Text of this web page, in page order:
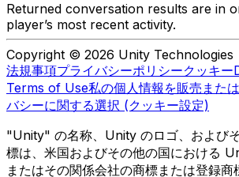
Returned conversation results are in
player’s most recent activity.
Copyright © 2026 Unity Technologies
法規事項プライバシーポリシークッキー
Terms of Use私の個人情報を販売また
バシーに関する選択 (クッキー設定)
"Unity" の名称、Unity のロゴ、および
標は、米国およびその他の国における
またはその関係会社の商標または登録商